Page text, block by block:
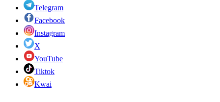
Telegram
Facebook
Instagram
X
YouTube
Tiktok
Kwai